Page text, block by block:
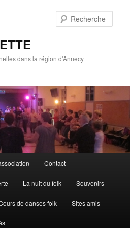
dans la région d'Annecy
Contact
La nuit du folk Souvenirs
de danses folk Sites amis